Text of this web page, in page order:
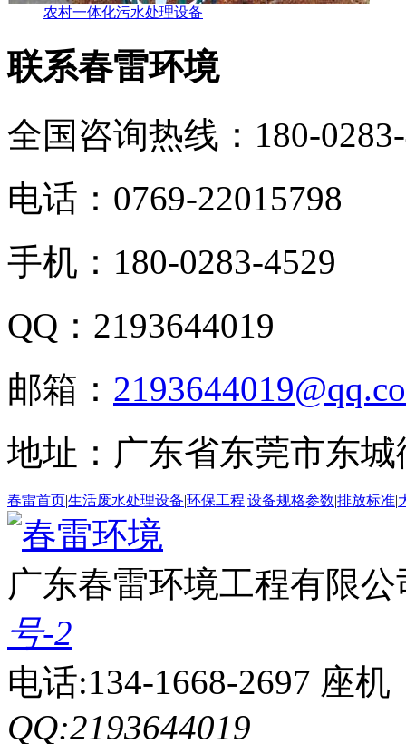
农村一体化污水处理设备
联系春雷环境
全国咨询热线： 180-
电话：0769-22015798
手机：180-0283-4529
QQ：2193644019
邮箱：
地址：广东省东莞市东
春雷首页|生活废水处理设备|环保工程|设备规格参数|排放标准|
广东春雷环境工程有限
号-2
电话:134-1668-2697 座机
QQ:2193644019